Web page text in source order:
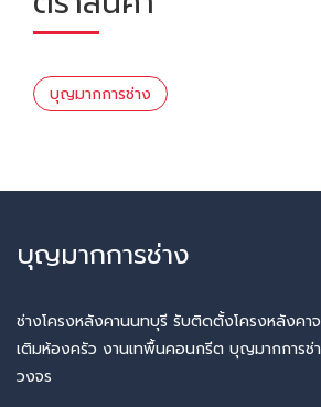
บุญมากการช่าง
บุญมากการช่าง
ช่างโครงหลังคานนทบุรี รับติดตั้งโครงหลังคา
เติมห้องครัว งานเทพื้นคอนกรีต บุญมากการช่
วงจร